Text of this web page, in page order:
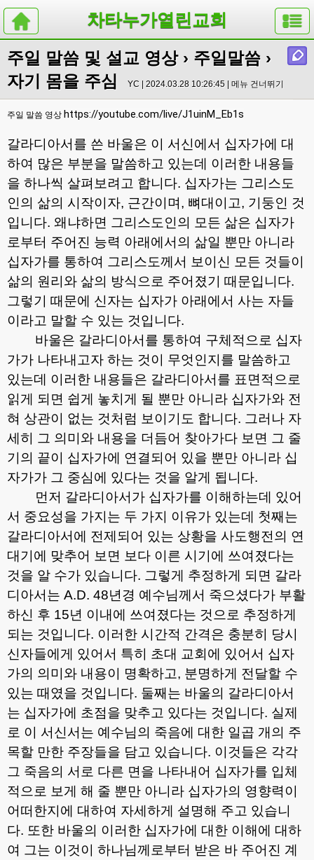
차타누가열린교회
주일 말씀 및 설교 영상› 주일말씀 ›
자기 몸을 주심
YC | 2024.03.28 10:26:45 | 메뉴 건너뛰기
주일 말씀 영상 https://youtube.com/live/J1uinM_Eb1s
갈라디아서를 쓴 바울은 이 서신에서 십자가에 대
하여 많은 부분을 말씀하고 있는데 이러한 내용들
을 하나씩 살펴보려고 합니다. 십자가는 그리스도
인의 삶의 시작이자, 근간이며 , 뼈대이고, 기둥인 것
입니다. 왜냐하면 그리스도인의 모든 삶은 십자가
로부터 주어진 능력 아래에서의 삶일 뿐만 아니라
십자가를 통하여 그리스도께서 보이신 모든 것들이
삶의 원리와 삶의 방식으로 주어졌기 때문입니다.
그렇기 때문에 신자는 십자가 아래에서 사는 자들
이라고 말할 수 있는 것입니다.
바울은 갈라디아서를 통하여 구체적으로 십자
가가 나타내고자 하는 것이 무엇인지를 말씀하고
있는데 이러한 내용들은 갈라디아서를 표면적으로
읽게 되면 쉽게 놓치게 될 뿐만 아니라 십자가와 전
혀 상관이 없는 것처럼 보이기도 합니다. 그러나 자
세히 그 의미와 내용을 더듬어 찾아가다 보면 그 줄
기의 끝이 십자가에 연결되어 있을 뿐만 아니라 십
자가가 그 중심에 있다는 것을 알게 됩니다.
먼저 갈라디아서가 십자가를 이해하는데 있어
서 중요성을 가지는 두 가지 이유가 있는데 첫째는
갈라디아서에 전제되어 있는 상황을 사도행전의 연
대기에 맞추어 보면 보다 이른 시기에 쓰여졌다는
것을 알 수가 있습니다. 그렇게 추정하게 되면 갈라
디아서는 A.D. 48년경 예수님께서 죽으셨다가 부활
하신 후 15년 이내에 쓰여졌다는 것으로 추정하게
되는 것입니다. 이러한 시간적 간격은 충분히 당시
신자들에게 있어서 특히 초대 교회에 있어서 십자
가의 의미와 내용이 명확하고, 분명하게 전달할 수
있는 때였을 것입니다. 둘째는 바울의 갈라디아서
는 십자가에 초점을 맞추고 있다는 것입니다. 실제
로 이 서신서는 예수님의 죽음에 대한 일곱 개의 주
목할 만한 주장들을 담고 있습니다. 이것들은 각각
그 죽음의 서로 다른 면을 나타내어 십자가를 입체
적으로 보게 해 줄 뿐만 아니라 십자가의 영향력이
어떠한지에 대하여 자세하게 설명해 주고 있습니
다. 또한 바울의 이러한 십자가에 대한 이해에 대하
여 그는 이것이 하나님께로부터 받은 바 주어진 계